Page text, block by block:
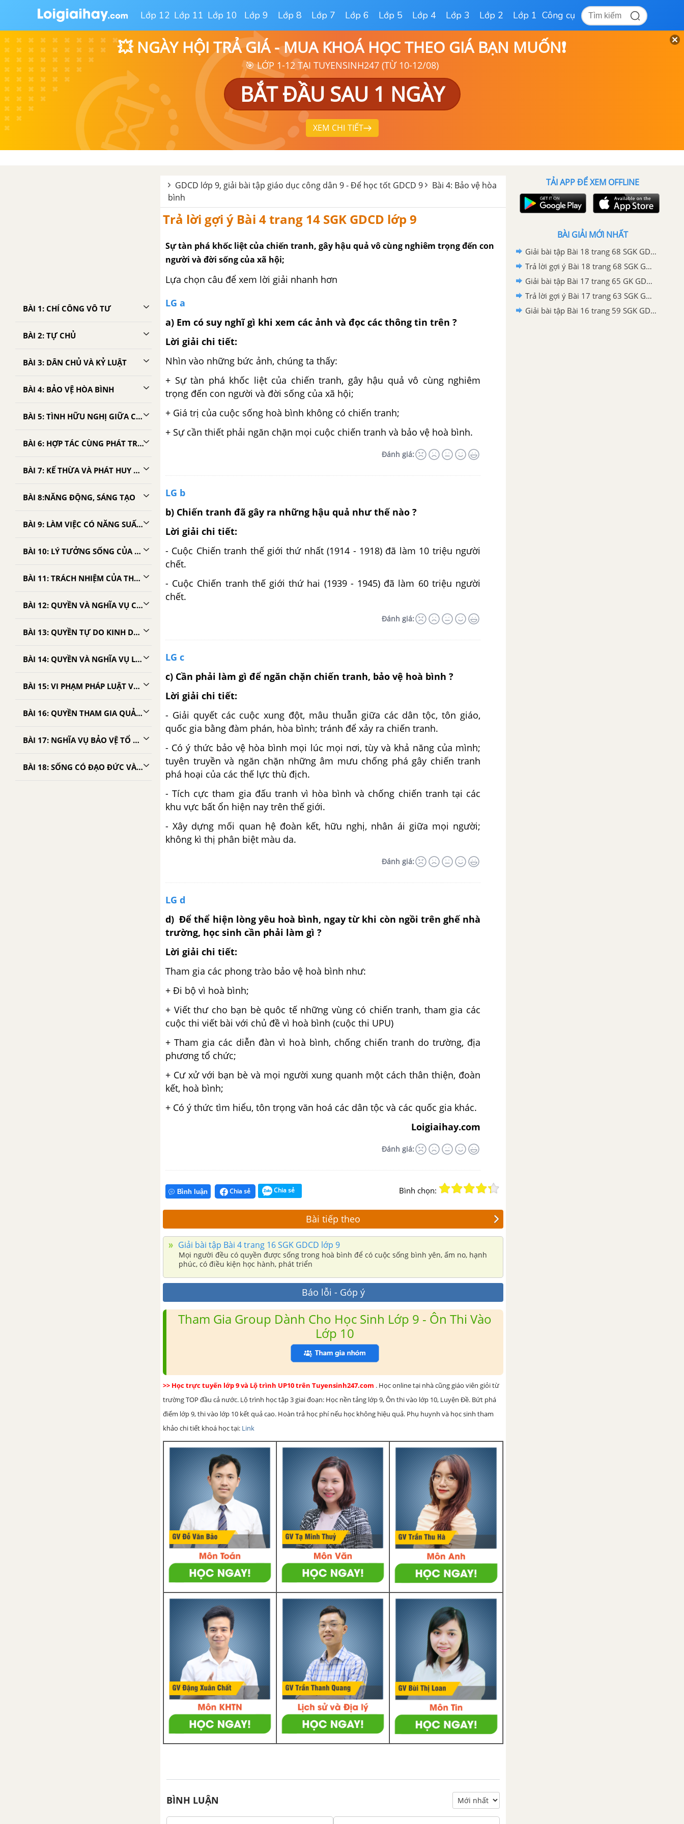
Lớp 12 Lớp 11 Lớp 10 Lớp 9 Lớp 8 Lớp 7 Lớp 6 Lớp 5 Lớp 4 Lớp 3 Lớp 2 Lớp 1 Công cụ
💥 NGÀY HỘI TRẢ GIÁ - MUA KHOÁ HỌC THEO GIÁ BẠN MUỐN❗
🎯 LỚP 1-12 TẠI TUYENSINH247 (TỪ 10-12/08)
BẮT ĐẦU SAU 1 NGÀY
XEM CHI TIẾT
BÀI 1: CHÍ CÔNG VÔ TƯ
BÀI 2: TỰ CHỦ
BÀI 3: DÂN CHỦ VÀ KỶ LUẬT
BÀI 4: BẢO VỆ HÒA BÌNH
BÀI 5: TÌNH HỮU NGHỊ GIỮA CÁC DÂN TỘC TRÊN THẾ GIỚI
BÀI 6: HỢP TÁC CÙNG PHÁT TRIỂN
BÀI 7: KẾ THỪA VÀ PHÁT HUY TRUYỀN THỐNG TỐT ĐẸP CỦA DÂN TỘC
BÀI 8:NĂNG ĐỘNG, SÁNG TẠO
BÀI 9: LÀM VIỆC CÓ NĂNG SUẤT, CHẤT LƯỢNG, HIỆU QUẢ
BÀI 10: LÝ TƯỞNG SỐNG CỦA THANH NIÊN
BÀI 11: TRÁCH NHIỆM CỦA THANH NIÊN TRONG SỰ NGHIỆP CÔNG NGHIỆP HÓA, HIỆN ĐẠI HÓA ĐẤT NƯỚC
BÀI 12: QUYỀN VÀ NGHĨA VỤ CỦA CÔNG DÂN TRONG HÔN NHÂN
BÀI 13: QUYỀN TỰ DO KINH DOANH VÀ NGHĨA VỤ ĐÓNG THUẾ
BÀI 14: QUYỀN VÀ NGHĨA VỤ LAO ĐỘNG CỦA CÔNG DÂN
BÀI 15: VI PHẠM PHÁP LUẬT VÀ TRÁCH NHIỆM PHÁP LÝ CỦA CÔNG DÂN
BÀI 16: QUYỀN THAM GIA QUẢN LÝ NHÀ NƯỚC, QUẢN LÝ XÃ HỘI CỦA CÔNG DÂN
BÀI 17: NGHĨA VỤ BẢO VỆ TỔ QUỐC
BÀI 18: SỐNG CÓ ĐẠO ĐỨC VÀ TUÂN THEO PHÁP LUẬT
GDCD lớp 9, giải bài tập giáo dục công dân 9 - Để học tốt GDCD 9
Bài 4: Bảo vệ hòa
bình
Trả lời gợi ý Bài 4 trang 14 SGK GDCD lớp 9
Sự tàn phá khốc liệt của chiến tranh, gây hậu quả vô cùng nghiêm trọng đến con
người và đời sống của xã hội;
Lựa chọn câu để xem lời giải nhanh hơn
LG a
a) Em có suy nghĩ gì khi xem các ảnh và đọc các thông tin trên ?
Lời giải chi tiết:
Nhìn vào những bức ảnh, chúng ta thấy:
+ Sự tàn phá khốc liệt của chiến tranh, gây hậu quả vô cùng nghiêm
trọng đến con người và đời sống của xã hội;
+ Giá trị của cuộc sống hoà bình không có chiến tranh;
+ Sự cần thiết phải ngăn chặn mọi cuộc chiến tranh và bảo vệ hoà bình.
Đánh giá:
LG b
b) Chiến tranh đã gây ra những hậu quả như thế nào ?
Lời giải chi tiết:
- Cuộc Chiến tranh thế giới thứ nhất (1914 - 1918) đã làm 10 triệu người
chết.
- Cuộc Chiến tranh thế giới thứ hai (1939 - 1945) đã làm 60 triệu người
chết.
Đánh giá:
LG c
c) Cần phải làm gì để ngăn chặn chiến tranh, bảo vệ hoà bình ?
Lời giải chi tiết:
- Giải quyết các cuộc xung đột, mâu thuẫn giữa các dân tộc, tôn giáo,
quốc gia bằng đàm phán, hòa bình; tránh để xảy ra chiến tranh.
- Có ý thức bảo vệ hòa bình mọi lúc mọi nơi, tùy và khả năng của mình;
tuyên truyền và ngăn chặn những âm mưu chống phá gây chiến tranh
phá hoại của các thế lực thù địch.
- Tích cực tham gia đấu tranh vì hòa bình và chống chiến tranh tại các
khu vực bất ổn hiện nay trên thế giới.
- Xây dựng mối quan hệ đoàn kết, hữu nghị, nhân ái giữa mọi người;
không kì thị phân biệt màu da.
Đánh giá:
LG d
d) Để thể hiện lòng yêu hoà bình, ngay từ khi còn ngồi trên ghế nhà
trường, học sinh cần phải làm gì ?
Lời giải chi tiết:
Tham gia các phong trào bảo vệ hoà bình như:
+ Đi bộ vì hoà bình;
+ Viết thư cho bạn bè quôc tế những vùng có chiến tranh, tham gia các
cuộc thi viết bài với chủ đề vì hoà bình (cuộc thi UPU)
+ Tham gia các diễn đàn vì hoà bình, chống chiến tranh do trường, địa
phương tổ chức;
+ Cư xử với bạn bè và mọi người xung quanh một cách thân thiện, đoàn
kết, hoà bình;
+ Có ý thức tìm hiểu, tôn trọng văn hoá các dân tộc và các quốc gia khác.
Loigiaihay.com
Đánh giá:
Bình luận Chia sẻ Chia sẻ Bình chọn:
Bài tiếp theo
Giải bài tập Bài 4 trang 16 SGK GDCD lớp 9
Mọi người đều có quyền được sống trong hoà bình để có cuộc sống bình yên, ấm no, hạnh
phúc, có điều kiện học hành, phát triển
Báo lỗi - Góp ý
Tham Gia Group Dành Cho Học Sinh Lớp 9 - Ôn Thi Vào
Lớp 10
>> Học trực tuyến lớp 9 và Lộ trình UP10 trên Tuyensinh247.com . Học online tại nhà cũng giáo viên giỏi từ
trường TOP đầu cả nước. Lộ trình học tập 3 giai đoạn: Học nền tảng lớp 9, Ôn thi vào lớp 10, Luyện Đề. Bứt phá
điểm lớp 9, thi vào lớp 10 kết quả cao. Hoàn trả học phí nếu học không hiệu quả. Phụ huynh và học sinh tham
khảo chi tiết khoá học tại: Link
BÌNH LUẬN
TẢI APP ĐỂ XEM OFFLINE
BÀI GIẢI MỚI NHẤT
Giải bài tập Bài 18 trang 68 SGK GDCD lớp 9
Trả lời gợi ý Bài 18 trang 68 SGK GDCD lớp 9
Giải bài tập Bài 17 trang 65 GK GDCD lớp 9
Trả lời gợi ý Bài 17 trang 63 SGK GDCD lớp 9
Giải bài tập Bài 16 trang 59 SGK GDCD lớp 9